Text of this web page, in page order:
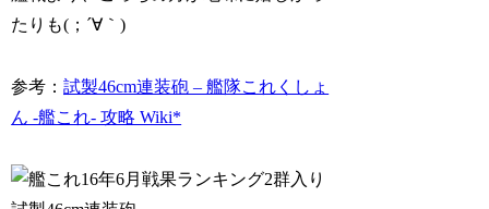
たりも(；´∀｀)
参考：試製46cm連装砲 – 艦隊これくしょ
ん -艦これ- 攻略 Wiki*